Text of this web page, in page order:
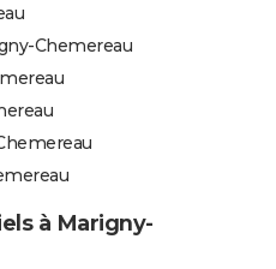
Chemereau
à Marigny-